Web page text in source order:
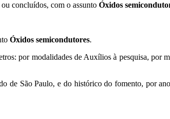
concluídos, com o assunto Óxidos
Óxidos semicondutores.
por modalidades de Auxílios à pesquisa, por
de São Paulo, e do histórico do fomento, por